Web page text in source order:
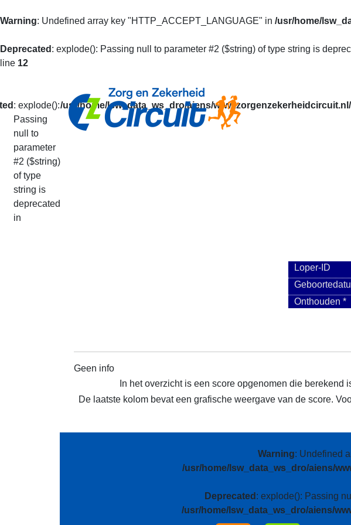
Warning: Undefined array key "HTTP_ACCEPT_LANGUAGE" in /usr/home/
Deprecated : explode(): Passing null to parameter #2 ($string) of type string is
line 12
: explode():
Passing
null to
parameter
#2 ($string)
of type
string is
deprecated
in
/usr/home/lsw_data_ws_dro/aiens/
Loper-ID
Onthouden *
Geen info
In het overzicht is een score opgenomen die
De laatste kolom bevat een grafische weergave van de score.
Warning: Undefined
/usr/home/lsw_data_ws_dro/aiens/
Deprecated : explode(): Passing
/usr/home/lsw_data_ws_dro/aiens/